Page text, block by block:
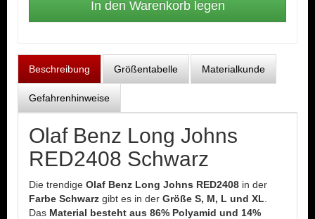
Beschreibung Größentabelle Materialkunde
Gefahrenhinweise
Olaf Benz Long Johns
RED2408 Schwarz
Die trendige Olaf Benz Long Johns RED2408 in der
Farbe Schwarz gibt es in der Größe S, M, L und XL
Das Material besteht aus 86% Polyamid und 14%